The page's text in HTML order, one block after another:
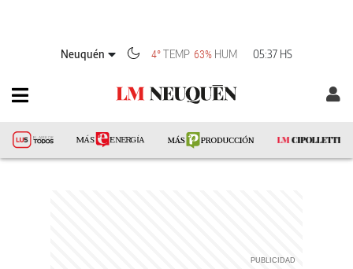
Neuquén 4°TEMP 63% HUM 05:37 HS